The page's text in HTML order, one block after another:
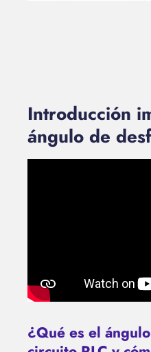
Introducción
ángulo de
¿Qué es el